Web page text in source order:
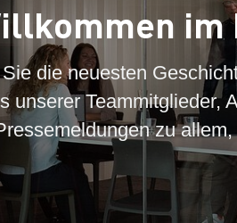
im
die neuesten
unserer Teammitglieder,
zu